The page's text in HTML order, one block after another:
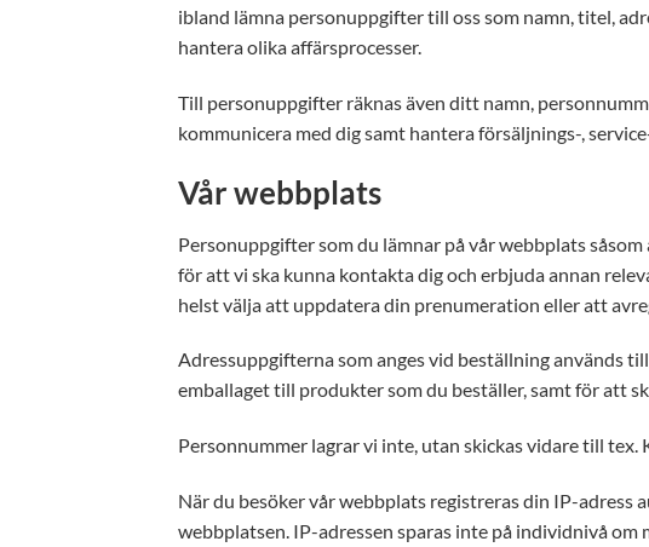
ibland lämna personuppgifter till oss som namn, titel,
hantera olika affärsprocesser.
Till personuppgifter räknas även ditt namn,
kommunicera med dig samt hantera försäljnings-,
Vår webbplats
Personuppgifter som du lämnar på vår webbplats
för att vi ska kunna kontakta dig och erbjuda annan
helst välja att uppdatera din prenumeration eller att
Adressuppgifterna som anges vid beställning används
emballaget till produkter som du beställer, samt för att
Personnummer lagrar vi inte, utan skickas vidare till
När du besöker vår webbplats registreras din IP-adress
webbplatsen. IP-adressen sparas inte på individnivå